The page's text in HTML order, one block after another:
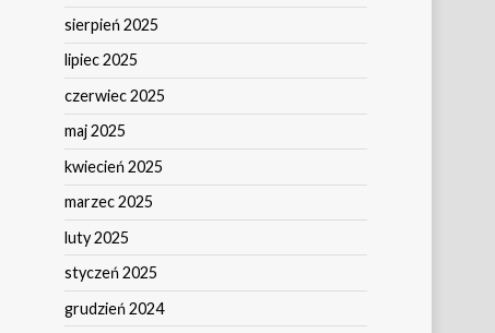
sierpień 2025
lipiec 2025
czerwiec 2025
maj 2025
kwiecień 2025
marzec 2025
luty 2025
styczeń 2025
grudzień 2024